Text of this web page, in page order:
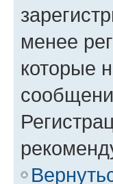
менее
которые